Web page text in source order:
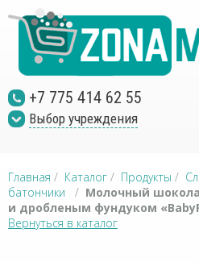
+7 775 414 62 55
Выбор учреждения
Главная / Каталог / Продукты /
батончики / Молочный
и дробленым фундуком
Вернуться в каталог